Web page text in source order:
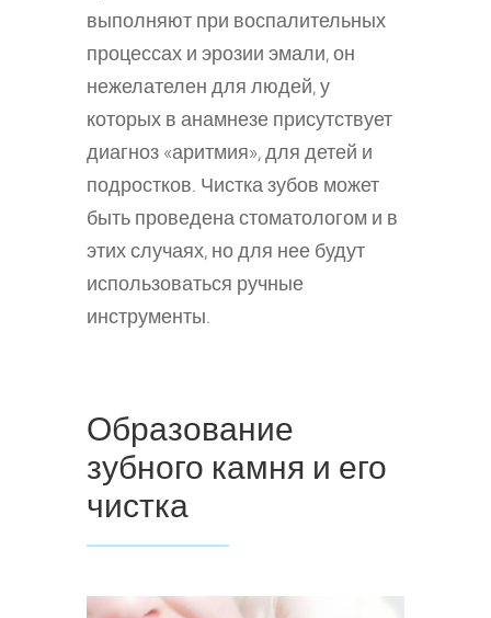
выполняют при воспалительных
процессах и эрозии эмали, он
нежелателен для людей, у
которых в анамнезе присутствует
диагноз «аритмия», для детей и
подростков. Чистка зубов может
быть проведена стоматологом и в
этих случаях, но для нее будут
использоваться ручные
инструменты.
Образование
зубного камня и его
чистка